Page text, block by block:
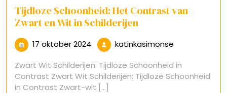
Tijdloze Schoonheid: Het Contrast van
Zwart en Wit in Schilderijen
17 oktober 2024 17
oktober
2024
katinkasimonse
Zwart Wit Schilderijen: Tijdloze Schoonheid in
Contrast Zwart Wit Schilderijen: Tijdloze Schoonheid
in Contrast Zwart-wit [...]